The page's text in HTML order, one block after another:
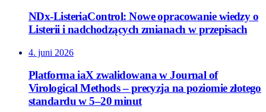
NDx-ListeriaControl: Nowe opracowanie wiedzy o
Listerii i nadchodzących zmianach w przepisach
4. juni 2026
Platforma iaX zwalidowana w Journal of
Virological Methods – precyzja na poziomie złotego
standardu w 5–20 minut